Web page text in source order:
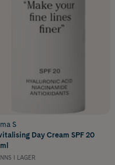
efter din hudtyp. Det finns
fungerar som ett lättare
under sommaren när
om vår
guide som
din hudtyp.
S
Day Cream SPF 20
I LAGER